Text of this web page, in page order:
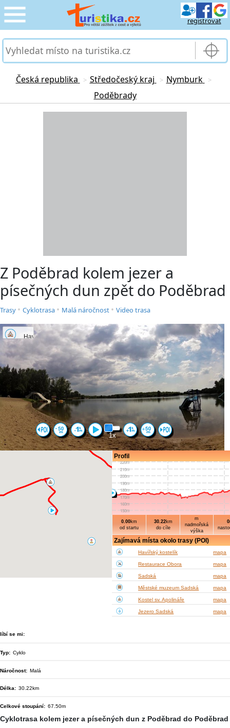
registrovat
CESTOVÁNÍ
SLUŽBY & DOPRAVA
Česká republika > Středočeský kraj > Nymburk >
Poděbrady
Z Poděbrad kolem jezer a
písečných dun zpět do Poděbrad
Trasy • Cyklotrasa • Malá náročnost • Video trasa
Cyklotrasa kolem jezer a písečných dun z Poděbrad do Poděbrad